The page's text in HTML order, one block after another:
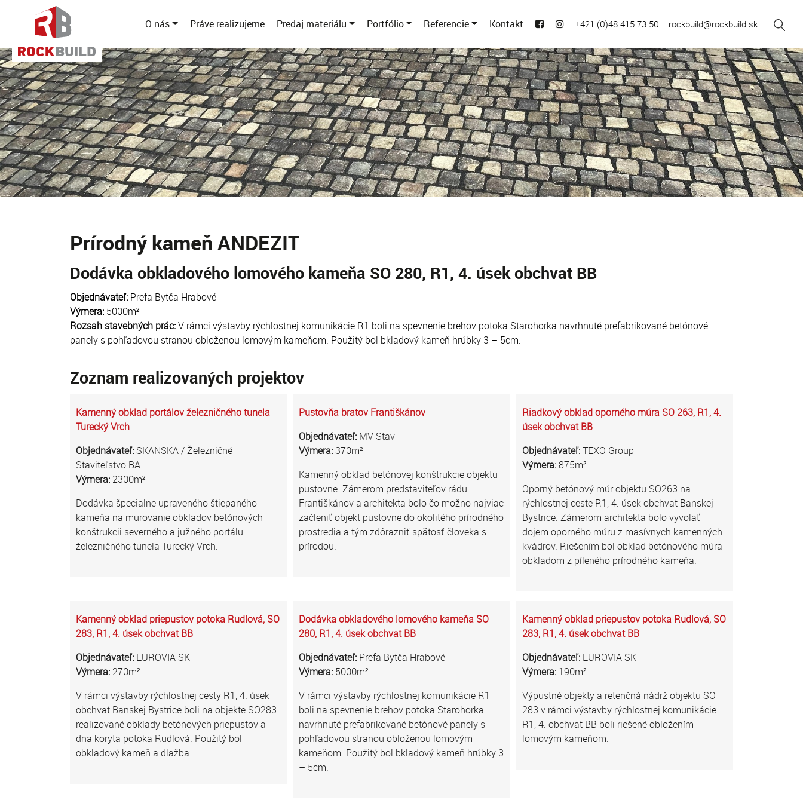
O nás Práve realizujeme Predaj materiálu Portfólio Referencie Kontakt +421 (0)48 415 73 50 rockbuild@rockbuild.sk
Prírodný kameň ANDEZIT
Dodávka obkladového lomového kameňa SO 280, R1, 4. úsek obchvat BB
Objednávateľ: Prefa Bytča Hrabové
Výmera: 5000m²
Rozsah stavebných prác:V rámci výstavby rýchlostnej komunikácie R1 boli na spevnenie brehov potoka Starohorka navrhnuté prefabrikované betónové
panely s pohľadovou stranou obloženou lomovým kameňom. Použitý bol bkladový kameň hrúbky 3 – 5cm.
Zoznam realizovaných projektov
Kamenný obklad portálov železničného tunela
Turecký Vrch
Objednávateľ: SKANSKA / Železničné
Staviteľstvo BA
Výmera: 2300m²
Dodávka špecialne upraveného štiepaného
kameňa na murovanie obkladov betónových
konštrukcii severného a južného portálu
železničného tunela Turecký Vrch.
Pustovňa bratov Františkánov
Objednávateľ: MV Stav
Výmera: 370m²
Kamenný obklad betónovej konštrukcie objektu
pustovne. Zámerom predstaviteľov rádu
Františkánov a architekta bolo čo možno najviac
začleniť objekt pustovne do okolitého prírodného
prostredia a tým zdôrazniť spätosť človeka s
prírodou.
Riadkový obklad oporného múra SO 263, R1, 4.
úsek obchvat BB
Objednávateľ:TEXO Group
Výmera:875m²
Oporný betónový múr objektu SO263 na
rýchlostnej ceste R1, 4. úsek obchvat Banskej
Bystrice. Zámerom architekta bolo vyvolať
dojem oporného múru z masívnych kamenných
kvádrov. Riešením bol obklad betónového múra
obkladom z píleného prírodného kameňa.
Kamenný obklad priepustov potoka Rudlová, SO
283, R1, 4. úsek obchvat BB
Objednávateľ: EUROVIA SK
Výmera: 270m²
V rámci výstavby rýchlostnej cesty R1, 4. úsek
obchvat Banskej Bystrice boli na objekte SO283
realizované obklady betónových priepustov a
dna koryta potoka Rudlová. Použitý bol
obkladový kameň a dlažba.
Dodávka obkladového lomového kameňa SO
280, R1, 4. úsek obchvat BB
Objednávateľ: Prefa Bytča Hrabové
Výmera: 5000m²
V rámci výstavby rýchlostnej komunikácie R1
boli na spevnenie brehov potoka Starohorka
navrhnuté prefabrikované betónové panely s
pohľadovou stranou obloženou lomovým
kameňom. Použitý bol bkladový kameň hrúbky 3
– 5cm.
Kamenný obklad priepustov potoka Rudlová, SO
283, R1, 4. úsek obchvat BB
Objednávateľ:EUROVIA SK
Výmera:190m²
Výpustné objekty a retenčná nádrž objektu SO
283 v rámci výstavby rýchlostnej komunikácie
R1, 4. obchvat BB boli riešené obložením
lomovým kameňom.